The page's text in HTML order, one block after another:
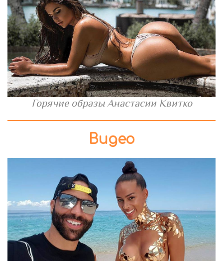
Горячие образы Анастасии Квитко
Видео